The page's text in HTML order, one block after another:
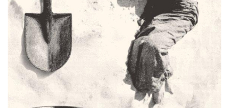
Kraštotyrinės virtualios parodos
Piligrimų keliai Kauno rajone